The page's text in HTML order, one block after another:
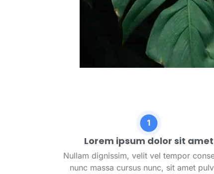
Lorem ipsum dolor sit amet
Nullam dignissim, velit vel tempor
nunc massa cursus nunc, sit amet